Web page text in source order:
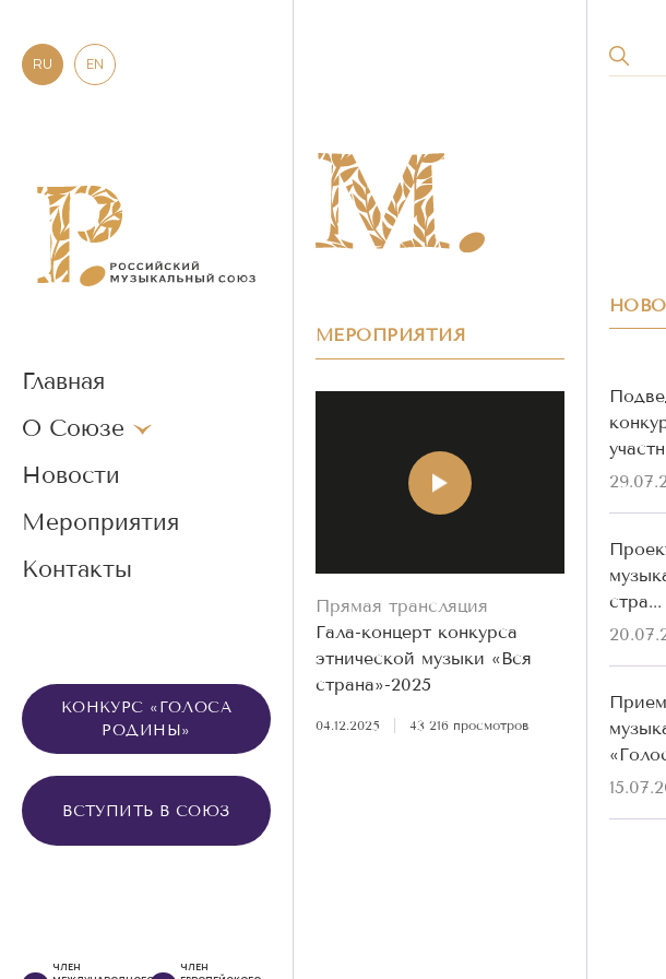
RU EN
Главная
О Союзе
Новости
Мероприятия
Контакты
КОНКУРС «ГОЛОСА
РОДИНЫ»
ВСТУПИТЬ В СОЮЗ
ЧЛЕН
ЧЛЕН
МЕРОПРИЯТИЯ
Прямая трансляция
Гала-концерт конкурса
этнической музыки «Вся
страна»-2025
04.12.2025 43 216 просмотров
стра...